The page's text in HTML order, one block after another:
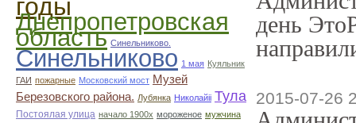
годы
Днепропетровская
область Синельниково.
Синельниково 1 мая Куяльник
ГАИ пожарные Московский мост Музей
Березовского района. Лубянка Николайii Тула
Постоялая улица начало 1900х мороженое мужчина
день
2015-07-26